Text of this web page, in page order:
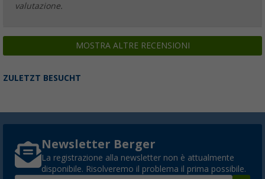
valutazione.
MOSTRA ALTRE RECENSIONI
ZULETZT BESUCHT
Newsletter Berger
La registrazione alla newsletter non è attualmente
disponibile. Risolveremo il problema il prima possibile.